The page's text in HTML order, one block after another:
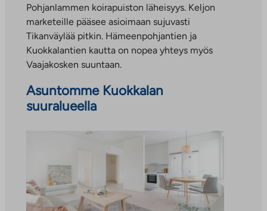
Pohjanlammen koirapuiston läheisyys. Keljon
marketeille pääsee asioimaan sujuvasti
Tikanväylää pitkin. Hämeenpohjantien ja
Kuokkalantien kautta on nopea yhteys myös
Vaajakosken suuntaan.
Asuntomme Kuokkalan
suuralueella